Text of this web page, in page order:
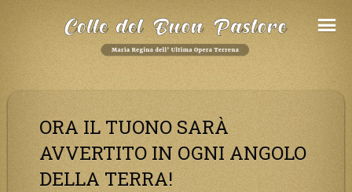
ORA IL TUONO SARÀ
AVVERTITO IN OGNI ANGOLO
DELLA TERRA!